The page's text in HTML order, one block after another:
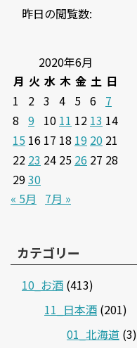
昨日の閲覧数:
2020年6月
月 火 水 木 金 土 日
1
2 3 4 5 6 7
8 9 10 11 12 13 14
15 16 17 18 19 20 21
22 23 24 25 26 27 28
2930
« 5月
7月 »
カテゴリー
10_お酒 (413)
11_日本酒 (201)
01_北海道 (3)